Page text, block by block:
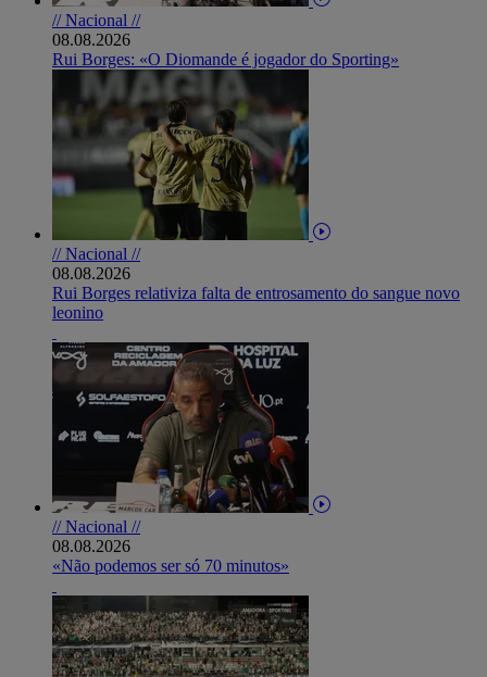
// Nacional //
08.08.2026
Rui Borges: «O Diomande é jogador do Sporting»
// Nacional //
08.08.2026
Rui Borges relativiza falta de entrosamento do sangue novo
leonino
// Nacional //
08.08.2026
«Não podemos ser só 70 minutos»